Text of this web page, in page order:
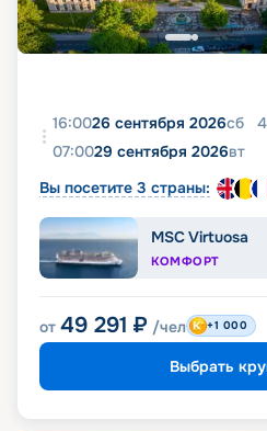
16:0026 сентября 2026сб 4
07:0029 сентября 2026вт
Вы посетите 3 страны:
MSC Virtuosa
КОМФОРТ
от 49 291 ₽ /чел +1 000
Выбрать